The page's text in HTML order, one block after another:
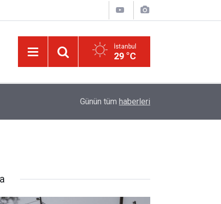
İstanbul
29 °C
Çile çekilen yol!
Günün tüm haberleri